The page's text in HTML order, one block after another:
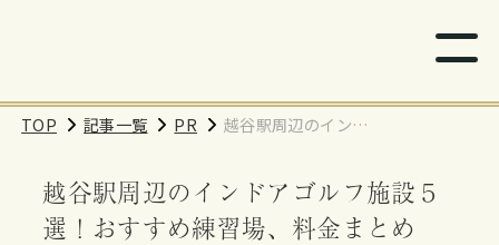
TOP 記事一覧 PR
越谷駅周辺のインド
おすすめ練習場、料
金まとめ
越谷駅周辺のインドアゴルフ施設５
選！おすすめ練習場、料金まとめ